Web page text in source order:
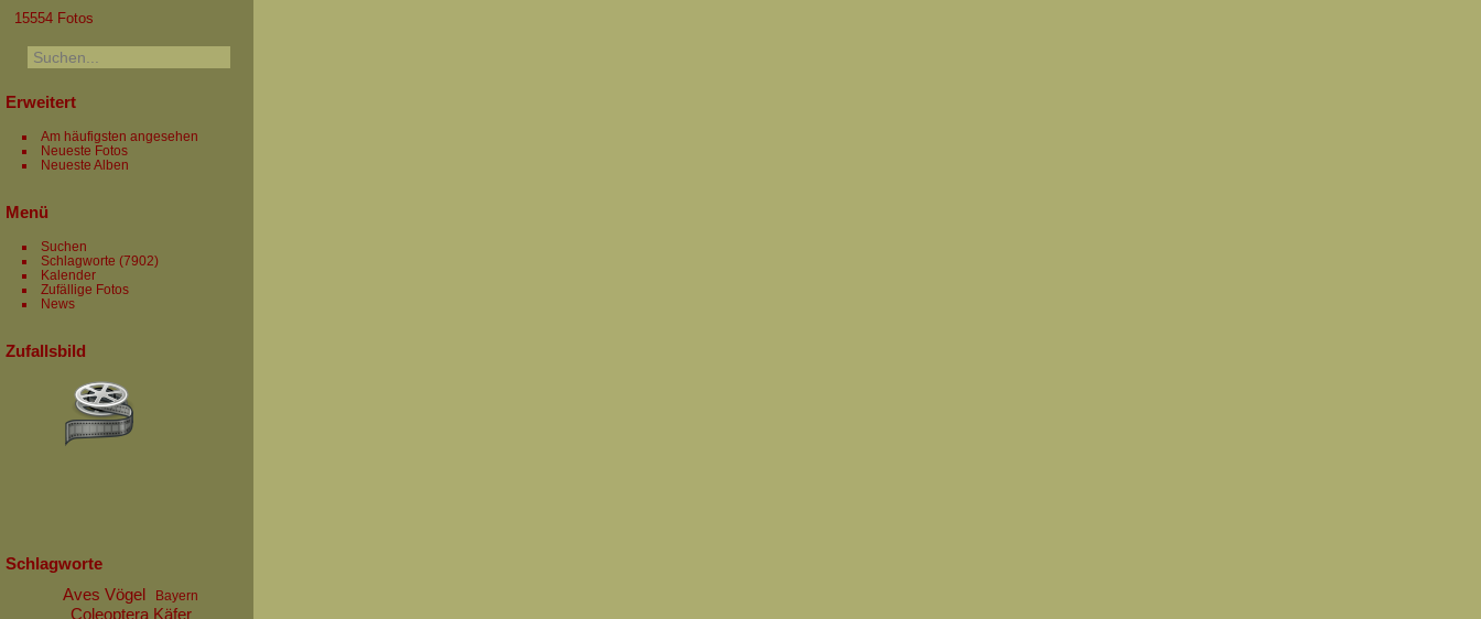
15554 Fotos
Erweitert
Am häufigsten angesehen
Neueste Fotos
Neueste Alben
Menü
Suchen
Schlagworte (7902)
Kalender
Zufällige Fotos
News
Zufallsbild
Schlagworte
Aves Vögel
Bayern
Coleoptera Käfer